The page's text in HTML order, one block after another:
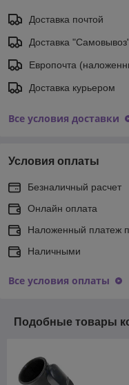
Доставка почтой
Доставка
Европочта
Доставка курьером
Все условия доставки
Условия оплаты
Безналичный расчет
Онлайн оплата
Наложенный платеж
Наличными
Все условия оплаты
Подобные товары